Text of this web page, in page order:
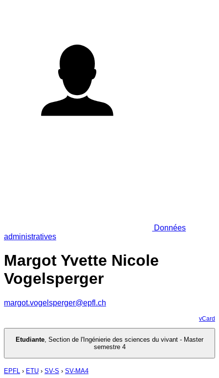
Données
administratives
Margot Yvette Nicole
Vogelsperger
margot.vogelsperger@epfl.ch
vCard
Etudiante, Section de l'Ingénierie des sciences du vivant - Master
semestre 4
EPFL › ETU › SV-S › SV-MA4